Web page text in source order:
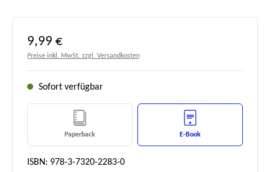
Regulärer Preis:
9,99 €
Preise inkl. MwSt. zzgl. Versandkosten
Sofort verfügbar
Paperback E-Book
ISBN: 978-3-7320-2283-0